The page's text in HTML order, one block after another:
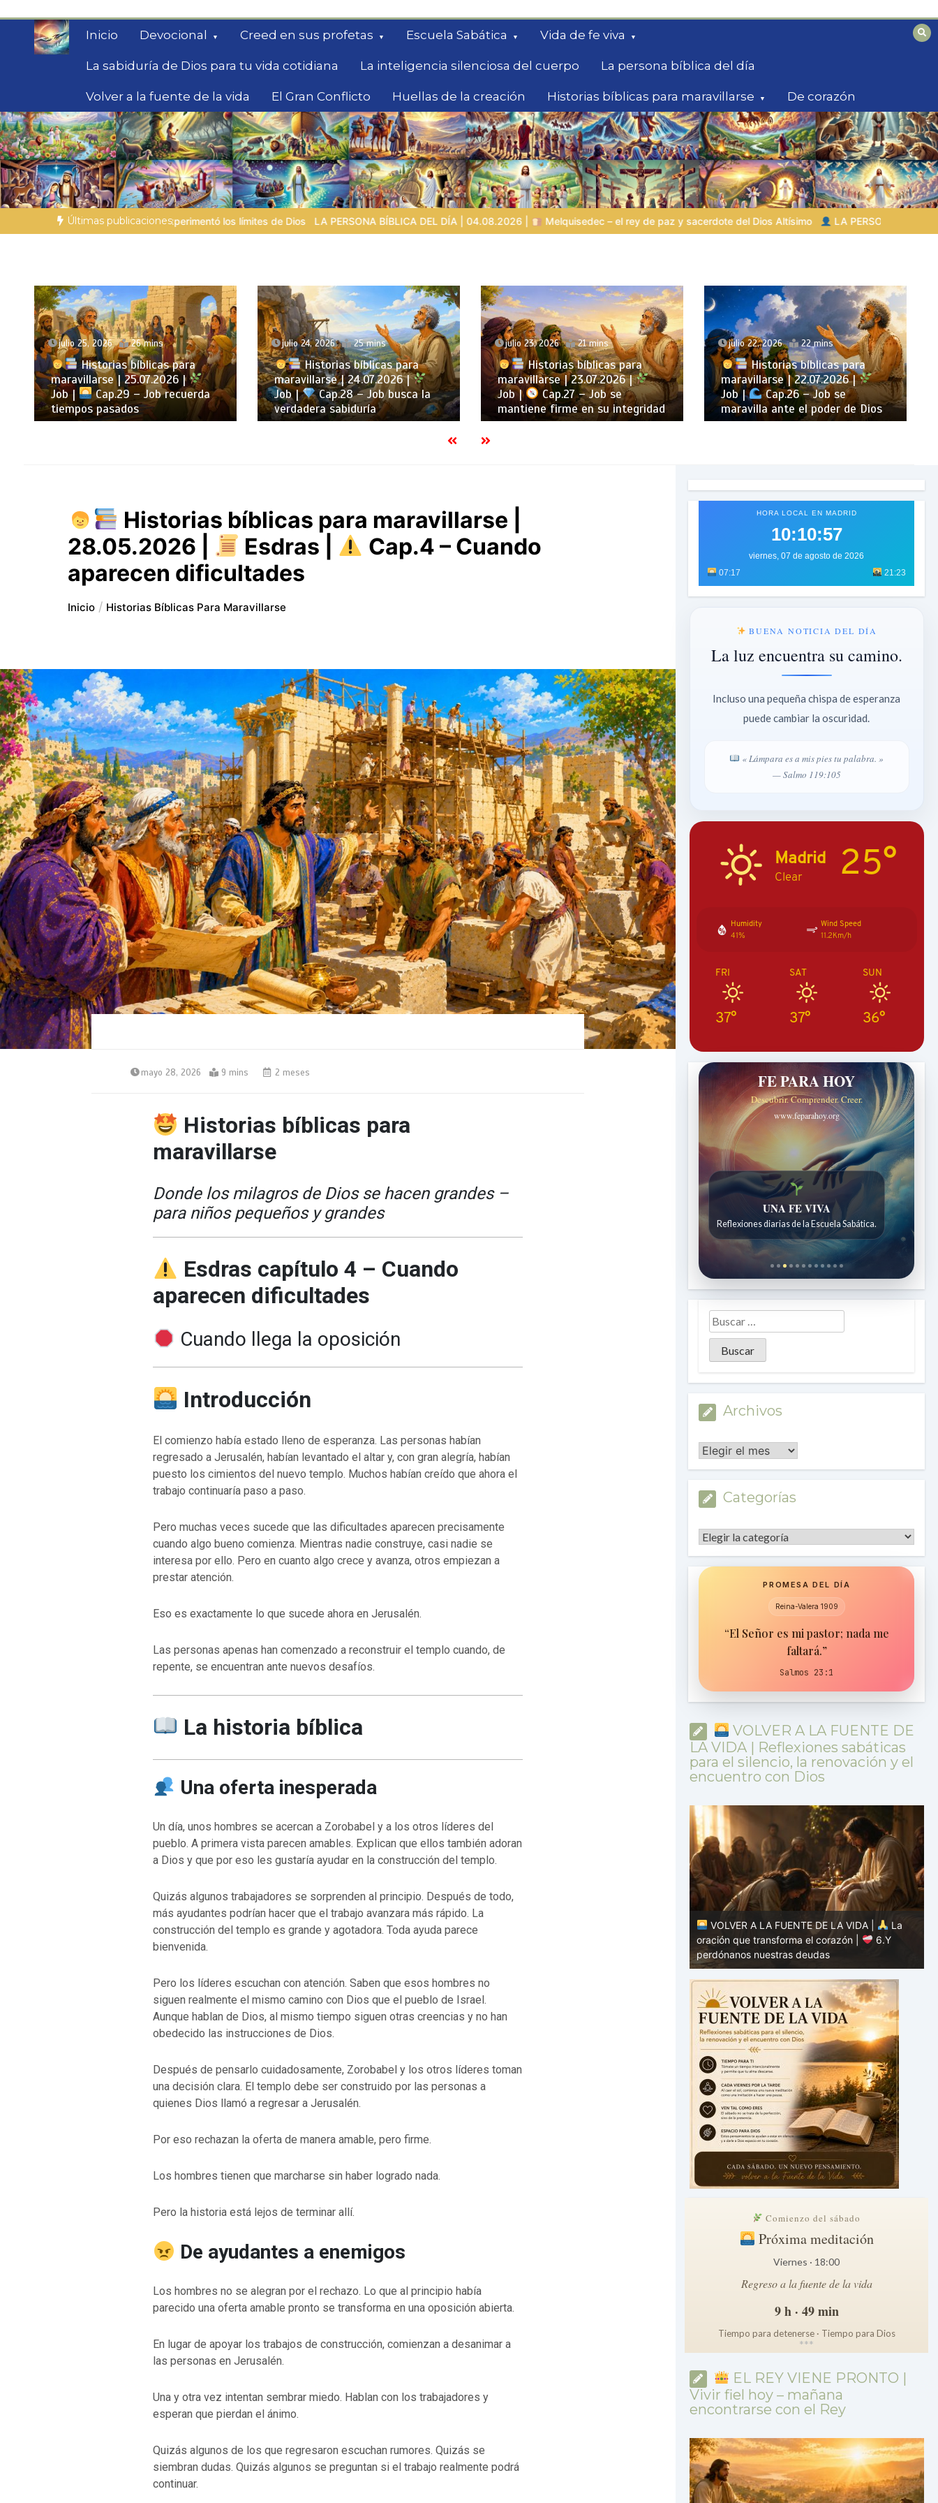
contenido
Inicio Devocional Creed en sus profetas Escuela Sabática Vida de fe viva
La sabiduría de Dios para tu vida cotidiana La inteligencia silenciosa del cuerpo La persona bíblica del día
Volver a la fuente de la vida El Gran Conflicto Huellas de la creación Historias bíblicas para maravillarse De corazón
Fe para Hoy
Reflexiones bíblicas para personas en búsqueda
Últimas publicaciones
experimentó los límites de Dios LA PERSONA BÍBLICA DEL DÍA | 04.08.2026 | Melquisedec – el rey de paz y sacerdote del Dios Altísimo LA PERSONA BÍBLICA DEL DÍA | 03.08.2026 |
julio 24, 2026 25 mins
Historias bíblicas para
maravillarse | 24.07.2026 |
Job |
Cap.28 – Job busca la
verdadera sabiduría
julio 23, 2026 21 mins
Historias bíblicas para
maravillarse | 23.07.2026 |
Job |
Cap.27 – Job se
mantiene firme en su integridad
julio 22, 2026 22 mins
Historias bíblicas para
maravillarse | 22.07.2026 |
Job |
Cap.26 – Job se
maravilla ante el poder de Dios
julio 27, 2026 25 mins
Historias bíblicas para
maravillarse | 27.07.2026 |
Job |
Cap.31 – Job examina su
vida ante Dios
Historias bíblicas para maravillarse |
28.05.2026 |
Esdras |
Cap.4 – Cuando
aparecen dificultades
Inicio Historias Bíblicas Para Maravillarse
mayo 28, 2026 9 mins 2 meses
Historias bíblicas para
maravillarse
Donde los milagros de Dios se hacen grandes –
para niños pequeños y grandes
Esdras capítulo 4 – Cuando
aparecen dificultades
Cuando llega la oposición
Introducción
El comienzo había estado lleno de esperanza. Las personas habían
regresado a Jerusalén, habían levantado el altar y, con gran alegría, habían
puesto los cimientos del nuevo templo. Muchos habían creído que ahora el
trabajo continuaría paso a paso.
Pero muchas veces sucede que las dificultades aparecen precisamente
cuando algo bueno comienza. Mientras nadie construye, casi nadie se
interesa por ello. Pero en cuanto algo crece y avanza, otros empiezan a
prestar atención.
Eso es exactamente lo que sucede ahora en Jerusalén.
Las personas apenas han comenzado a reconstruir el templo cuando, de
repente, se encuentran ante nuevos desafíos.
La historia bíblica
Una oferta inesperada
Un día, unos hombres se acercan a Zorobabel y a los otros líderes del
pueblo. A primera vista parecen amables. Explican que ellos también adoran
a Dios y que por eso les gustaría ayudar en la construcción del templo.
Quizás algunos trabajadores se sorprenden al principio. Después de todo,
más ayudantes podrían hacer que el trabajo avanzara más rápido. La
construcción del templo es grande y agotadora. Toda ayuda parece
bienvenida.
Pero los líderes escuchan con atención. Saben que esos hombres no
siguen realmente el mismo camino con Dios que el pueblo de Israel.
Aunque hablan de Dios, al mismo tiempo siguen otras creencias y no han
obedecido las instrucciones de Dios.
Después de pensarlo cuidadosamente, Zorobabel y los otros líderes toman
una decisión clara. El templo debe ser construido por las personas a
quienes Dios llamó a regresar a Jerusalén.
Por eso rechazan la oferta de manera amable, pero firme.
Los hombres tienen que marcharse sin haber logrado nada.
Pero la historia está lejos de terminar allí.
De ayudantes a enemigos
Los hombres no se alegran por el rechazo. Lo que al principio había
parecido una oferta amable pronto se transforma en una oposición abierta.
En lugar de apoyar los trabajos de construcción, comienzan a desanimar a
las personas en Jerusalén.
Una y otra vez intentan sembrar miedo. Hablan con los trabajadores y
esperan que pierdan el ánimo.
Quizás algunos de los que regresaron escuchan rumores. Quizás se
siembran dudas. Quizás algunos se preguntan si el trabajo realmente podrá
continuar.
HORA LOCAL EN MADRID
10:10:59
viernes, 07 de agosto de 2026
07:17
21:23
BUENA NOTICIA DEL DÍA
La luz encuentra su camino.
Incluso una pequeña chispa de esperanza
puede cambiar la oscuridad.
« Lámpara es a mis pies tu palabra. »
— Salmo 119:105
Madrid
Clear 25°
Humidity
41%
Wind Speed
11.2Km/h
FRI
37°
SAT
37°
SUN
36°
FE PARA HOY
Descubrir. Comprender. Creer.
www.feparahoy.org
UNA FE VIVA
Reflexiones diarias de la Escuela Sabática.
Archivos
Archivos
Categorías
Categorías
PROMESA DEL DÍA
Reina-Valera 1909
“El Señor es mi pastor; nada me
faltará.”
Salmos 23:1
VOLVER A LA FUENTE DE
LA VIDA | Reflexiones sabáticas
para el silencio, la renovación y el
encuentro con Dios
VOLVER A LA FUENTE DE LA VIDA |
VOLVER A LA FUENTE DE LA VIDA |
La
oración que transforma el corazón |
8.No nos
VOLVER A LA FUENTE DE LA VIDA |
oración que transforma el corazón |
VOLVER A LA FUENTE DE LA VIDA |
La
oración que transforma el corazón |
6.Y
perdónanos nuestras deudas
Comienzo del sábado
Próxima meditación
Viernes · 18:00
Regreso a la fuente de la vida
9 h · 49 min
Tiempo para detenerse · Tiempo para Dios
***
EL REY VIENE PRONTO |
Vivir fiel hoy – mañana
encontrarse con el Rey